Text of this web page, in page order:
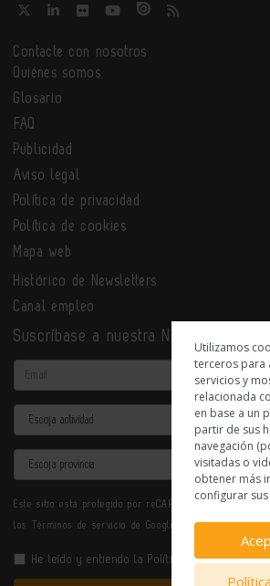
Contacte con nosotros
Quiénes somos
Glosario
FAQ
Publicidad
Aviso legal
Política de privacidad
Política de cookies
Mapa web
Histórico de Newsletters
Canal empleo
Suscríbase a nuestra Newsletter
Email
Actividad
Provincia
Este sitio está protegido por reCAPTCHA y se aplican
los Términos de servicio de Google.
He leído y entiendo la Política de Privacidad
Utilizamos
terceros para
servicios y
relacionada
en base a un
partir de sus
navegación
visitadas o
obtener más
configurar